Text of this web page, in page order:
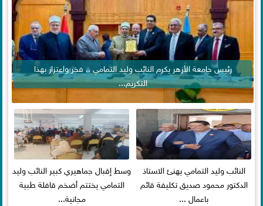
رئيس جامعة الأزهر يكرم النائب وليد التمامي .. فخر واعتزاز بهذا
التكريم...
النائب وليد التمامي يهنئ الاستاذ
الدكتور محمود صديق تكليفة قائم
باعمال ...
وسط إقبال جماهيري كبير النائب وليد
التمامي يختتم أضخم قافلة طبية
مجانية...